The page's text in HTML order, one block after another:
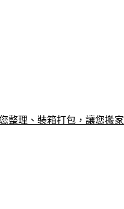
整理、裝箱打包，讓您搬家